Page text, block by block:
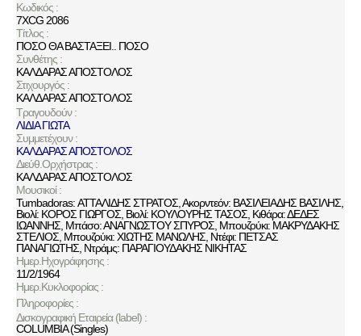
Κωδικός :
7XCG 2086
Τίτλος :
ΠΟΣΟ ΘΑ ΒΑΣΤΑΞΕΙ.. ΠΟΣΟ
Συνθέτης :
ΚΑΛΔΑΡΑΣ ΑΠΟΣΤΟΛΟΣ
Στιχουργός :
ΚΑΛΔΑΡΑΣ ΑΠΟΣΤΟΛΟΣ
Τραγουδούν :
ΛΙΔΙΑ ΓΙΩΤΑ
Συμμετέχουν :
ΚΑΛΔΑΡΑΣ ΑΠΟΣΤΟΛΟΣ
Διεύθ.Ορχήστρας :
ΚΑΛΔΑΡΑΣ ΑΠΟΣΤΟΛΟΣ
Μουσικοί :
Tumbadoras: ΑΤΤΑΛΙΔΗΣ ΣΤΡΑΤΟΣ, Ακορντεόν: ΒΑΣΙΛΕΙΑΔΗΣ ΒΑΣΙΛΗΣ,
Βιολί: ΚΟΡΟΣ ΓΙΩΡΓΟΣ, Βιολί: ΚΟΥΛΟΥΡΗΣ ΤΑΣΟΣ, Κιθάρα: ΔΕΔΕΣ
ΙΩΑΝΝΗΣ, Μπάσο: ΑΝΑΓΝΩΣΤΟΥ ΣΠΥΡΟΣ, Μπουζούκι: ΜΑΚΡΥΔΑΚΗΣ
ΣΤΕΛΙΟΣ, Μπουζούκι: ΧΙΩΤΗΣ ΜΑΝΩΛΗΣ, Ντέφι: ΠΕΤΣΑΣ
ΠΑΝΑΓΙΩΤΗΣ, Ντράμς: ΠΑΡΑΓΙΟΥΔΑΚΗΣ ΝΙΚΗΤΑΣ
Ημερ.Ηχογράφησης :
11/2/1964
Ημερ.Κυκλοφορίας :
Πληροφορίες :
Δισκογραφική Εταιρεία (label) :
COLUMBIA (Singles)